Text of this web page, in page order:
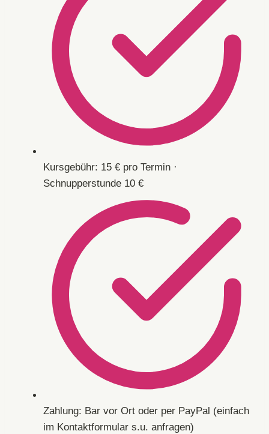
Kursgebühr: 15 € pro Termin ·
Schnupperstunde 10 €
Zahlung: Bar vor Ort oder per PayPal (einfach
im Kontaktformular s.u. anfragen)